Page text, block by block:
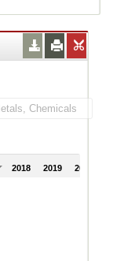
2018 2019 2020